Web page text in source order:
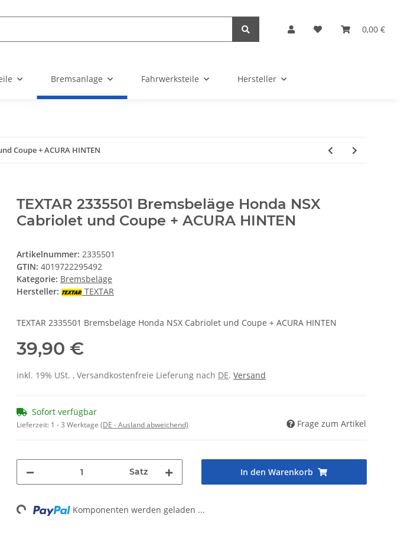
0,00 €
Bremsanlage Fahrwerksteile Hersteller
Coupe + ACURA HINTEN
TEXTAR 2335501 Bremsbeläge Honda NSX
Cabriolet und Coupe + ACURA HINTEN
Artikelnummer: 2335501
GTIN: 4019722295492
Kategorie: Bremsbeläge
Hersteller:
TEXTAR
TEXTAR 2335501 Bremsbeläge Honda NSX Cabriolet und Coupe + ACURA HINTEN
39,90 €
inkl. 19% USt. , Versandkostenfreie Lieferung nach DE. Versand
Sofort verfügbar
Lieferzeit: 1 - 3 Werktage (DE - Ausland abweichend) Frage zum Artikel
Satz In den Warenkorb
Loading... Komponenten werden geladen ...